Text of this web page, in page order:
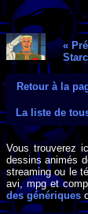
«
Retour à la
La liste de
Vous trouverez
dessins animés
streaming ou le
avi, mpg et
des génériques